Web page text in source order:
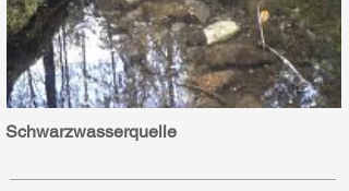
Schwarzwasserquelle